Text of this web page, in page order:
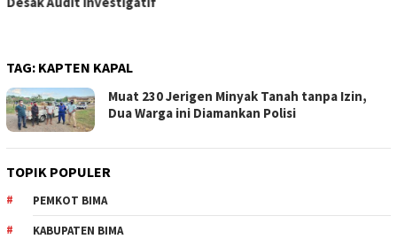
TAG: KAPTEN KAPAL
Muat 230 Jerigen Minyak Tanah tanpa Izin,
Dua Warga ini Diamankan Polisi
TOPIK POPULER
PEMKOT BIMA
KABUPATEN BIMA